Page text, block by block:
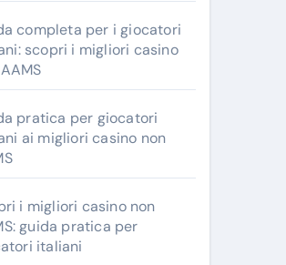
completa per i giocatori
scopri i migliori casino
pratica per giocatori
ai migliori casino non
i migliori casino non
guida pratica per
italiani